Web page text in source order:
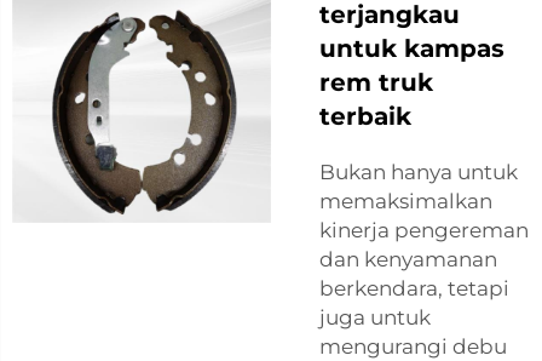
terjangkau
untuk kampas
rem truk
terbaik
Bukan hanya untuk
memaksimalkan
kinerja pengereman
dan kenyamanan
berkendara, tetapi
juga untuk
mengurangi debu